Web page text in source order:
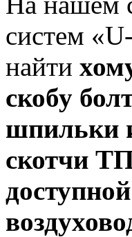
систем
найти
скобу
шпильки
скотчи